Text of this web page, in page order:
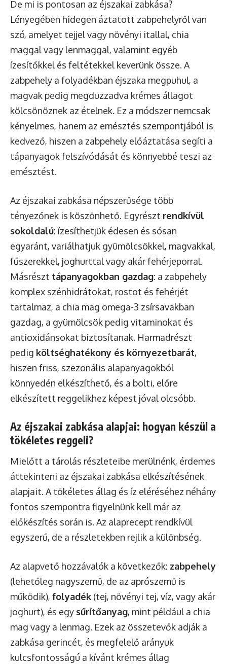
De mi is pontosan az éjszakai zabkása?
Lényegében hidegen áztatott zabpehelyről van
szó, amelyet tejjel vagy növényi itallal, chia
maggal vagy lenmaggal, valamint egyéb
ízesítőkkel és feltétekkel keverünk össze. A
zabpehely a folyadékban éjszaka megpuhul, a
magvak pedig megduzzadva krémes állagot
kölcsönöznek az ételnek. Ez a módszer nemcsak
kényelmes, hanem az emésztés szempontjából is
kedvező, hiszen a zabpehely előáztatása segíti a
tápanyagok felszívódását és könnyebbé teszi az
emésztést.
Az éjszakai zabkása népszerűsége több
tényezőnek is köszönhető. Egyrészt rendkívül
sokoldalú: ízesíthetjük édesen és sósan
egyaránt, variálhatjuk gyümölcsökkel, magvakkal,
fűszerekkel, joghurttal vagy akár fehérjeporral.
Másrészt tápanyagokban gazdag: a zabpehely
komplex szénhidrátokat, rostot és fehérjét
tartalmaz, a chia mag omega-3 zsírsavakban
gazdag, a gyümölcsök pedig vitaminokat és
antioxidánsokat biztosítanak. Harmadrészt
pedig költséghatékony és környezetbarát,
hiszen friss, szezonális alapanyagokból
könnyedén elkészíthető, és a bolti, előre
elkészített reggelikhez képest jóval olcsóbb.
Az éjszakai zabkása alapjai: hogyan készül a
tökéletes reggeli?
Mielőtt a tárolás részleteibe merülnénk, érdemes
áttekinteni az éjszakai zabkása elkészítésének
alapjait. A tökéletes állag és íz eléréséhez néhány
fontos szempontra figyelnünk kell már az
előkészítés során is. Az alaprecept rendkívül
egyszerű, de a részletekben rejlik a különbség.
Az alapvető hozzávalók a következők: zabpehely
(lehetőleg nagyszemű, de az aprószemű is
működik), folyadék (tej, növényi tej, víz, vagy akár
joghurt), és egy sűrítőanyag, mint például a chia
mag vagy a lenmag. Ezek az összetevők adják a
zabkása gerincét, és megfelelő arányuk
kulcsfontosságú a kívánt krémes állag